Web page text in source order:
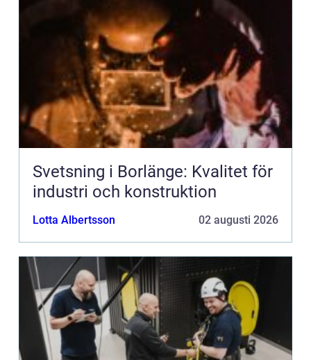
Svetsning i Borlänge: Kvalitet för
industri och konstruktion
Lotta Albertsson 02 augusti 2026